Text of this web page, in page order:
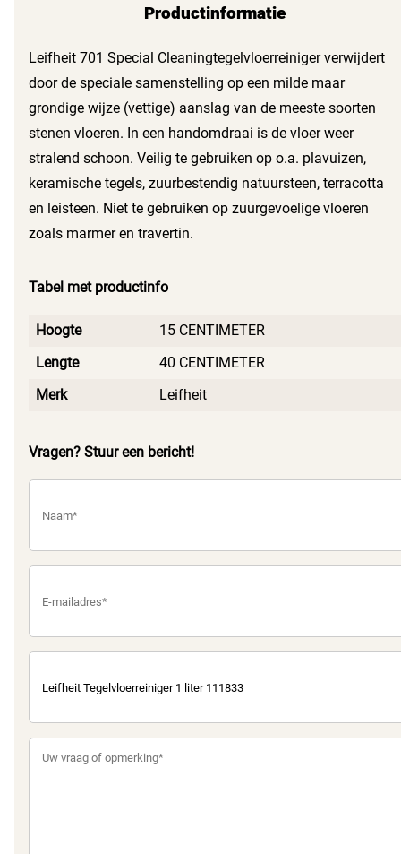
Productinformatie
Leifheit 701 Special Cleaningtegelvloerreiniger verwijdert
door de speciale samenstelling op een milde maar
grondige wijze (vettige) aanslag van de meeste soorten
stenen vloeren. In een handomdraai is de vloer weer
stralend schoon. Veilig te gebruiken op o.a. plavuizen,
keramische tegels, zuurbestendig natuursteen, terracotta
en leisteen. Niet te gebruiken op zuurgevoelige vloeren
zoals marmer en travertin.
Tabel met productinfo
Hoogte
15 CENTIMETER
Lengte
40 CENTIMETER
Merk
Leifheit
Vragen? Stuur een bericht!